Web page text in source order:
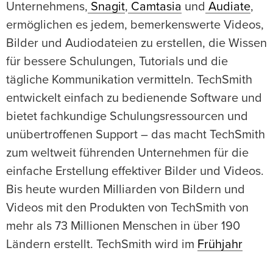
Unternehmens, Snagit, Camtasia und Audiate,
ermöglichen es jedem, bemerkenswerte Videos,
Bilder und Audiodateien zu erstellen, die Wissen
für bessere Schulungen, Tutorials und die
tägliche Kommunikation vermitteln. TechSmith
entwickelt einfach zu bedienende Software und
bietet fachkundige Schulungsressourcen und
unübertroffenen Support – das macht TechSmith
zum weltweit führenden Unternehmen für die
einfache Erstellung effektiver Bilder und Videos.
Bis heute wurden Milliarden von Bildern und
Videos mit den Produkten von TechSmith von
mehr als 73 Millionen Menschen in über 190
Ländern erstellt. TechSmith wird im Frühjahr